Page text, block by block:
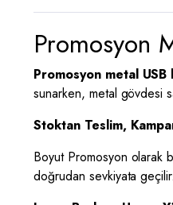
Promosyon
Promosyon metal
sunarken, metal gövdesi
Stoktan Teslim,
Boyut Promosyon olarak
doğrudan sevkiyata geçilir.